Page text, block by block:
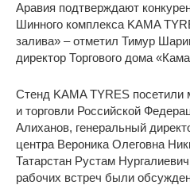
Аравия подтверждают
Шинного комплекса KAMA
залива» – отметил Тимур
директор Торгового дома
Стенд KAMA TYRES
и торговли Российской
Алиханов, генеральный
центра Вероника Олеговна
Татарстан Рустам
рабочих встреч были